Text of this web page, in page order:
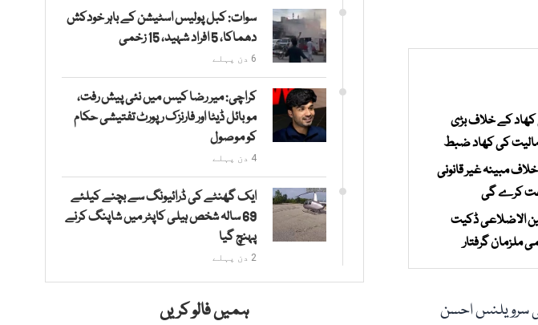
کے خلاف بڑی
مبینہ غیر قانونی
کرے گی
الاضلاعی ڈکیت
ملزمان گرفتار
سرویلنس احسن
سوات: کبل پولیس اسٹیشن کے باہر خودکش
دھماکا، 5 افراد شہید، 15 زخمی
6 دن پہلے
کراچی: میر رضا کیس میں نئی پیش رفت،
موبائل ڈیٹا اور فارنزک رپورٹ تفتیشی حکام
کو موصول
4 دن پہلے
ایک گھنٹے کی ڈرائیونگ سے بچنے کیلئے
69 سالہ شخص ہیلی کاپٹر میں شاپنگ کرنے
پہنچ گیا
2 دن پہلے
ہمیں فالو کریں